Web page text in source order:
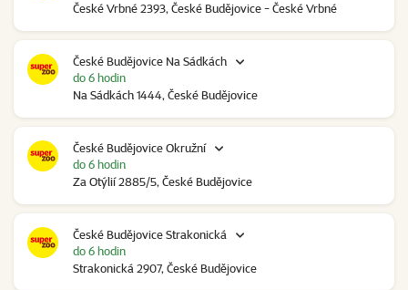
České Vrbné 2393, České Budějovice - České Vrbné
České Budějovice Na Sádkách
Na Sádkách 1444, České Budějovice
do 6 hodin
České Budějovice Okružní
Za Otýlií 2885/5, České Budějovice
do 6 hodin
České Budějovice Strakonická
Strakonická 2907, České Budějovice
do 6 hodin